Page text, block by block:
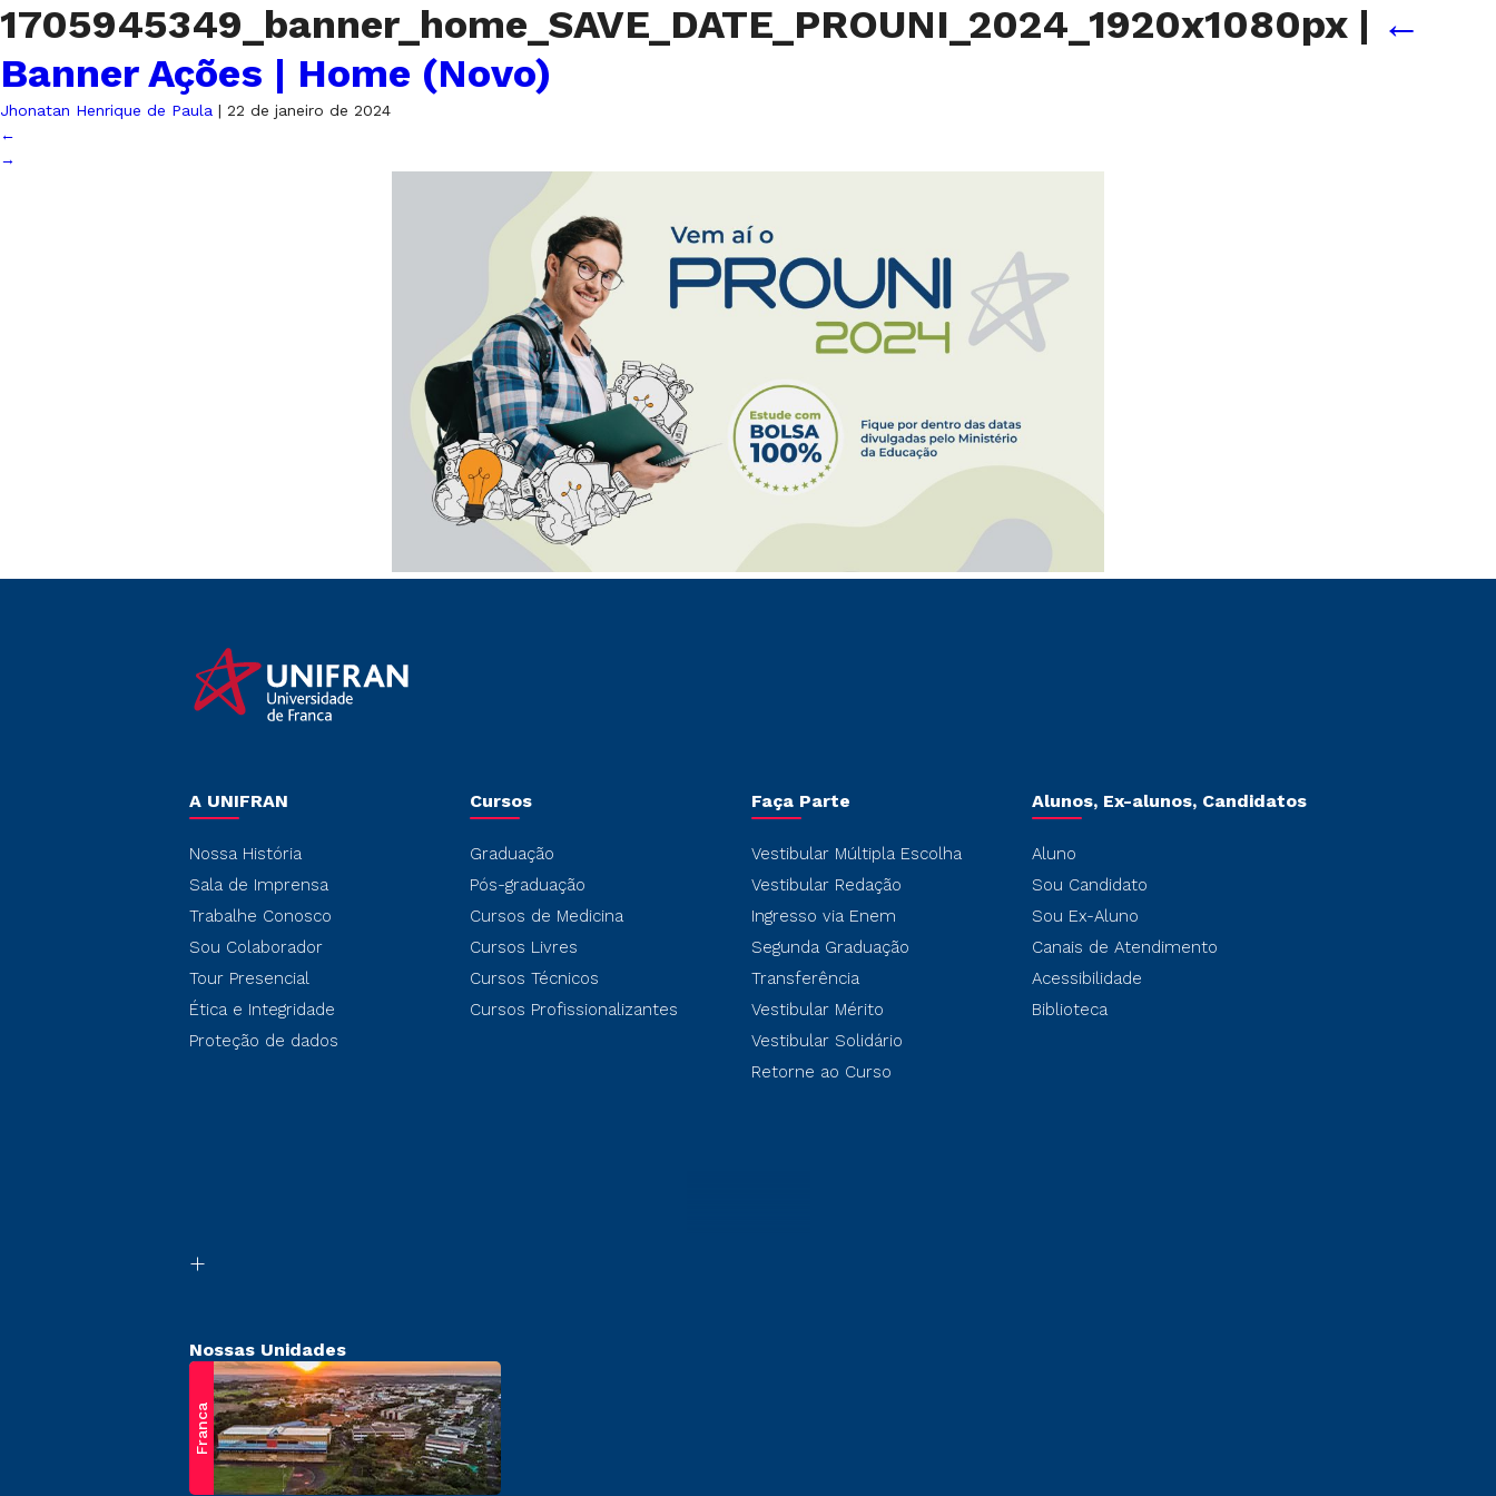
1705945349_banner_home_SAVE_DATE_PROUNI_2024_1920x1080px | ←
Banner Ações | Home (Novo)
Jhonatan Henrique de Paula | 22 de janeiro de 2024
←
→
A UNIFRAN
Nossa História
Sala de Imprensa
Trabalhe Conosco
Sou Colaborador
Tour Presencial
Ética e Integridade
Proteção de dados
Cursos
Graduação
Pós-graduação
Cursos de Medicina
Cursos Livres
Cursos Técnicos
Cursos Profissionalizantes
Faça Parte
Vestibular Múltipla Escolha
Vestibular Redação
Ingresso via Enem
Segunda Graduação
Transferência
Vestibular Mérito
Vestibular Solidário
Retorne ao Curso
Alunos, Ex-alunos, Candidatos
Aluno
Sou Candidato
Sou Ex-Aluno
Canais de Atendimento
Acessibilidade
Biblioteca
Nossas Unidades
Franca